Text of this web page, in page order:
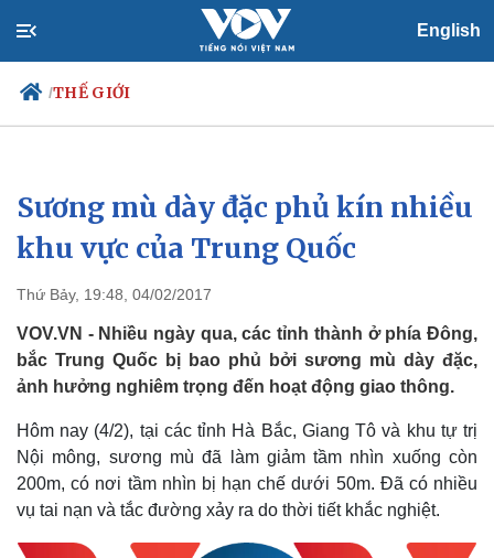
English
/THẾ GIỚI
Chính trị
Đảng
Tổ chức nhân sự
Nhận diện sự thật
Xã hội
Tin 24h
Dự báo thời tiết
Việc làm
Biển đảo
Sương mù dày đặc phủ kín nhiều
khu vực của Trung Quốc
Thứ Bảy, 19:48, 04/02/2017
VOV.VN - Nhiều ngày qua, các tỉnh thành ở phía Đông,
bắc Trung Quốc bị bao phủ bởi sương mù dày đặc,
ảnh hưởng nghiêm trọng đến hoạt động giao thông.
Hôm nay (4/2), tại các tỉnh Hà Bắc, Giang Tô và khu tự trị
Nội mông, sương mù đã làm giảm tầm nhìn xuống còn
200m, có nơi tầm nhìn bị hạn chế dưới 50m. Đã có nhiều
vụ tai nạn và tắc đường xảy ra do thời tiết khắc nghiệt.